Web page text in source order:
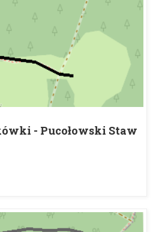
- Pucołowski Staw